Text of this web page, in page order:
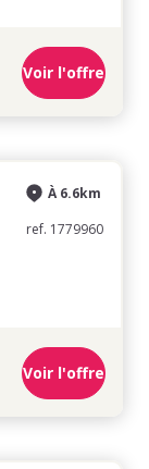
Voir l'offre
À 6.6km
ref. 1779960
Voir l'offre